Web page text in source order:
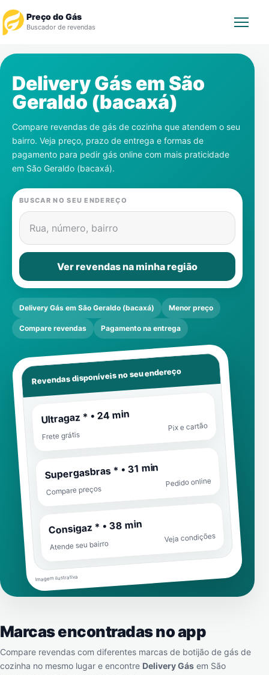
Preço do Gás
Buscador de revendas
Revendedor
Notícias
Cadastre-se
Gás
Contatos
Delivery Gás em São
Geraldo (bacaxá)
Compare revendas de gás de cozinha que atendem o seu
bairro. Veja preço, prazo de entrega e formas de
pagamento para pedir gás online com mais praticidade
em São Geraldo (bacaxá).
BUSCAR NO SEU ENDEREÇO
Rua, número, bairro
Ver revendas na minha região
Delivery Gás em São Geraldo (bacaxá) Menor preço
Compare revendas Pagamento na entrega
Revendas disponíveis no seu endereço
Ultragaz * • 24 min
Frete grátis
Pix e cartão
Supergasbras * • 31 min
Compare preços
Pedido online
Consigaz * • 38 min
Atende seu bairro
Veja condições
Imagem ilustrativa
Marcas encontradas no app
Compare revendas com diferentes marcas de botijão de gás de
cozinha no mesmo lugar e encontre Delivery Gás em São